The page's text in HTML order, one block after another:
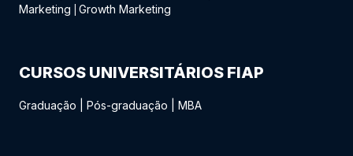
Marketing
Growth Marketing
CURSOS UNIVERSITÁRIOS FIAP
Graduação Pós-graduação MBA